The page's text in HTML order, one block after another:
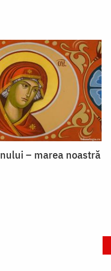
– marea noastră